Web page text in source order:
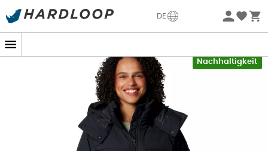
DE
Sommerangebote🔥 -5% EXTRA ab 2 Produkten* Code
Nachhaltigkeit
Bist du bereit, die härtesten Winter mit der